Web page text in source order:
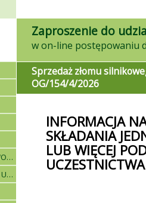
Zaproszenie do
INFORMACJA NA TEMAT MOŻLIWOŚCI SKŁADANIA JEDNEJ OFERTY PRZEZ DWA LUB WIĘCEJ PODMIOTÓW ORAZ UCZESTNICTWA PODWYKONAWCÓW
KOMUNIKACJA I OPIS SPOSOBU UDZIELANIA WYJAŚNIEŃ
Sprzedaż złomu
OG/154/4/2026
INFORMACJA
SKŁADANIA
LUB WIĘCEJ